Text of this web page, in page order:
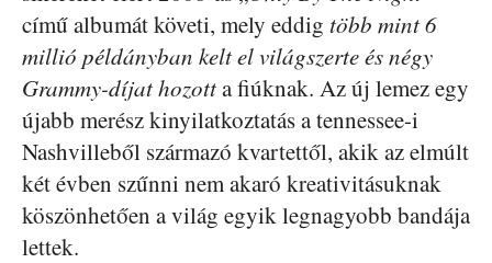
című albumát követi, mely eddig több mint 6
millió példányban kelt el világszerte és négy
Grammy-díjat hozotta fiúknak. Az új lemez egy
újabb merész kinyilatkoztatás a tennessee-i
Nashvilleből származó kvartettől, akik az elmúlt
két évben szűnni nem akaró kreativitásuknak
köszönhetően a világ egyik legnagyobb bandája
lettek.